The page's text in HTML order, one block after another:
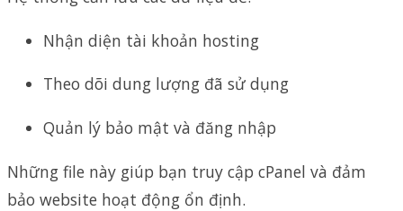
Nhận diện tài khoản hosting
Theo dõi dung lượng đã sử dụng
Quản lý bảo mật và đăng nhập
Những file này giúp bạn truy cập cPanel và đảm
bảo website hoạt động ổn định.